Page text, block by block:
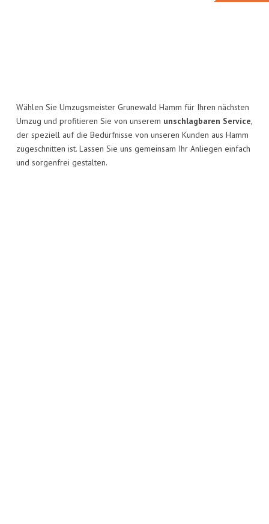
Wählen Sie Umzugsmeister Grunewald Hamm für Ihren nächsten
Umzug und profitieren Sie von unserem unschlagbaren Service,
der speziell auf die Bedürfnisse von unseren Kunden aus Hamm
zugeschnitten ist. Lassen Sie uns gemeinsam Ihr Anliegen einfach
und sorgenfrei gestalten.